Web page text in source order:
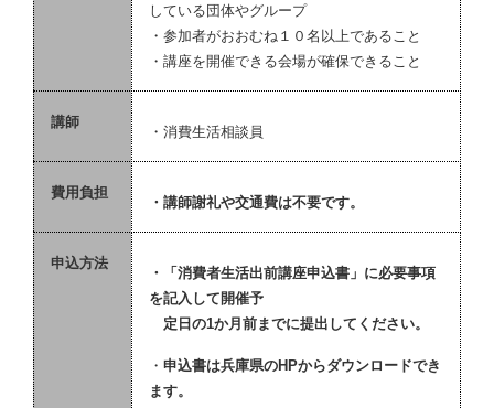
している団体やグループ
・参加者がおおむね１０名以上であること
・講座を開催できる会場が確保できること
講師
・消費生活相談員
費用負担
・講師謝礼や交通費は不要です。
申込方法
・「消費者生活出前講座申込書」に必要事項
を記入して開催予
定日の1か月前までに提出してください。
・ 申込書は兵庫県のHPからダウンロードでき
ます。